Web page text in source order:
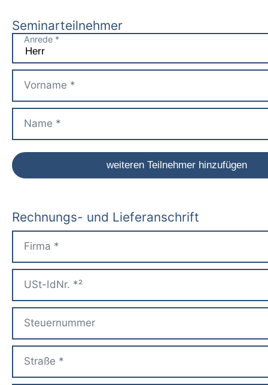
Seminarteilnehmer
Rechnungs- und Lieferanschrift